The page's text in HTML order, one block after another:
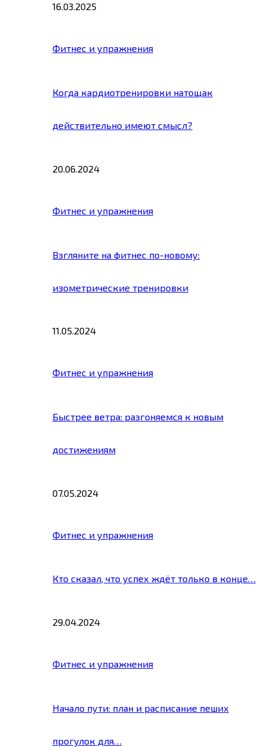
16.03.2025
Фитнес и упражнения
Когда кардиотренировки натощак
действительно имеют смысл?
20.06.2024
Фитнес и упражнения
Взгляните на фитнес по-новому:
изометрические тренировки
11.05.2024
Фитнес и упражнения
Быстрее ветра: разгоняемся к новым
достижениям
07.05.2024
Фитнес и упражнения
Кто сказал, что успех ждёт только в конце…
29.04.2024
Фитнес и упражнения
Начало пути: план и расписание пеших
прогулок для…